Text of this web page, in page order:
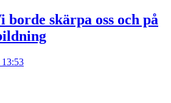
borde skärpa oss och på